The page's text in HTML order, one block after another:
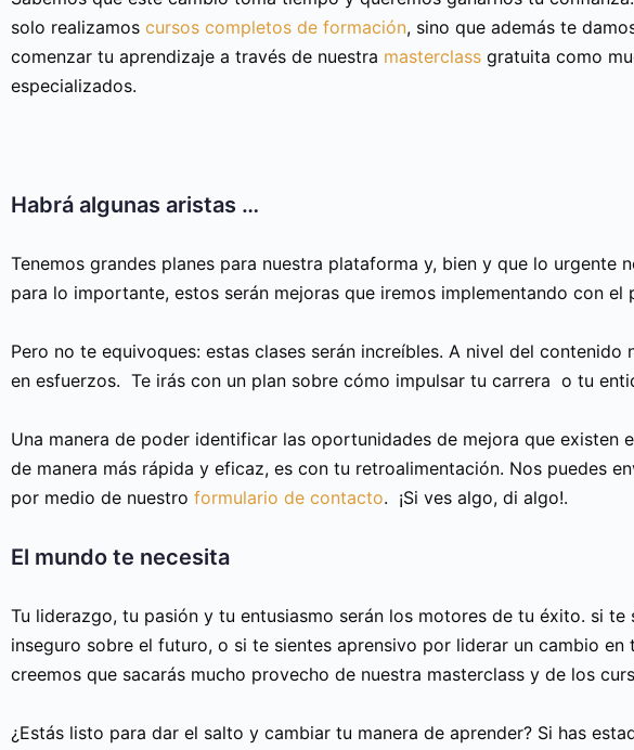
solo realizamos cursos completos de formación, sino que además te
comenzar tu aprendizaje a través de nuestra masterclass gratuita como
especializados.
Habrá algunas aristas …
Tenemos grandes planes para nuestra plataforma y, bien y que lo urgente
para lo importante, estos serán mejoras que iremos implementando con el
Pero no te equivoques: estas clases serán increíbles. A nivel del contenido
en esfuerzos. Te irás con un plan sobre cómo impulsar tu carrera o tu
Una manera de poder identificar las oportunidades de mejora que existen
de manera más rápida y eficaz, es con tu retroalimentación. Nos puedes
por medio de nuestro formulario de contacto. ¡Si ves algo, di algo!.
El mundo te necesita
Tu liderazgo, tu pasión y tu entusiasmo serán los motores de tu éxito. si te
inseguro sobre el futuro, o si te sientes aprensivo por liderar un cambio en
creemos que sacarás mucho provecho de nuestra masterclass y de los
¿Estás listo para dar el salto y cambiar tu manera de aprender? Si has